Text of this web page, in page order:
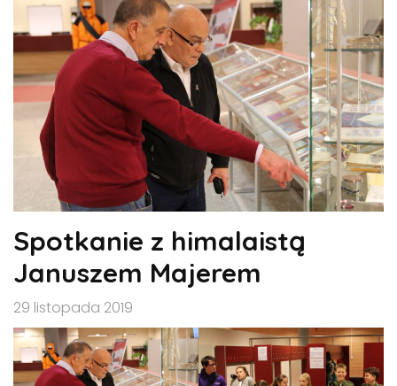
Spotkanie z himalaistą
Januszem Majerem
29 listopada 2019